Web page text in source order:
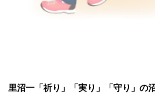
里沼一「祈り」「実り」「守り」の